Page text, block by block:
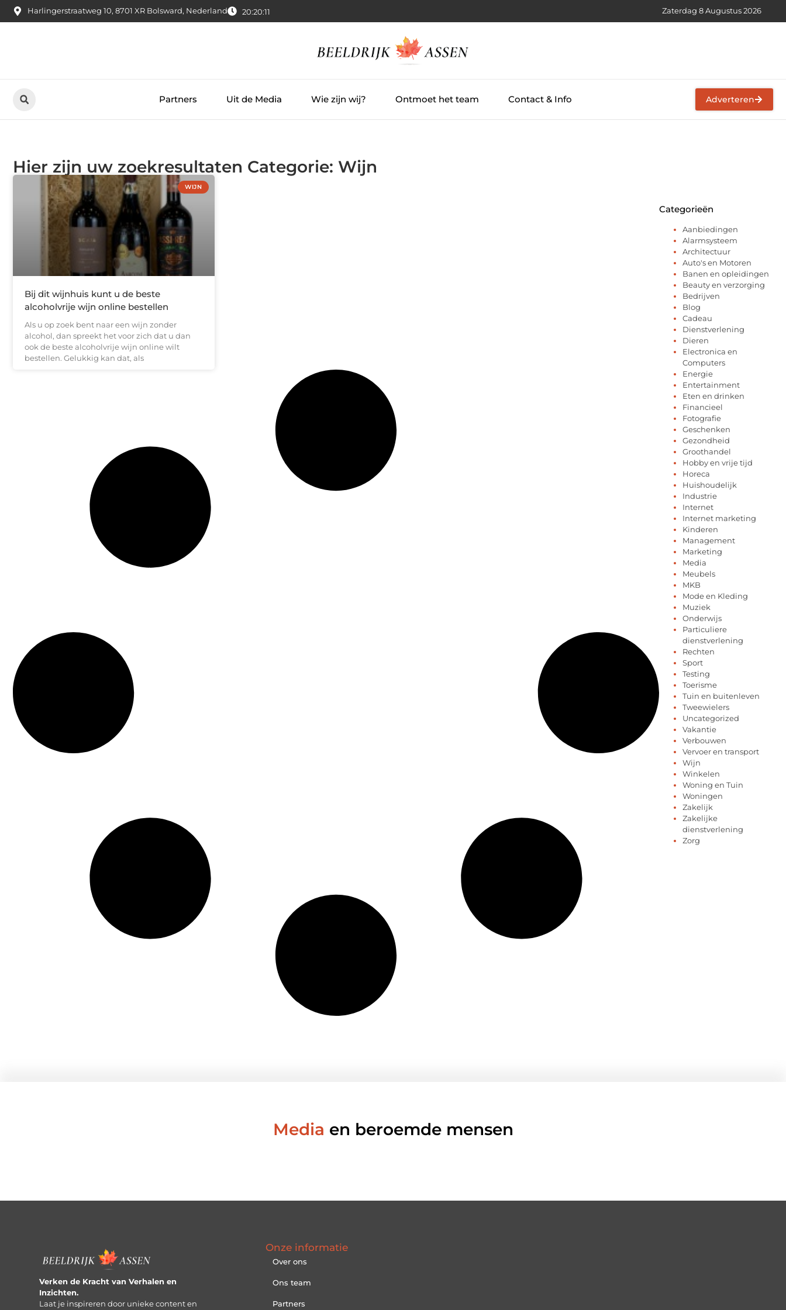
Harlingerstraatweg 10, 8701 XR Bolsward, Nederland 20:20:12 Zaterdag 8 Augustus 2026
Partners Uit de Media Wie zijn wij? Ontmoet het team Contact & Info Adverteren
Hier zijn uw zoekresultaten Categorie: Wijn
WIJN
Bij dit wijnhuis kunt u de beste
alcoholvrije wijn online bestellen
Als u op zoek bent naar een wijn zonder
alcohol, dan spreekt het voor zich dat u dan
ook de beste alcoholvrije wijn online wilt
bestellen. Gelukkig kan dat, als
Categorieën
Aanbiedingen
Alarmsysteem
Architectuur
Auto's en Motoren
Banen en opleidingen
Beauty en verzorging
Bedrijven
Blog
Cadeau
Dienstverlening
Dieren
Electronica en
Computers
Energie
Entertainment
Eten en drinken
Financieel
Fotografie
Geschenken
Gezondheid
Groothandel
Hobby en vrije tijd
Horeca
Huishoudelijk
Industrie
Internet
Internet marketing
Kinderen
Management
Marketing
Media
Meubels
MKB
Mode en Kleding
Muziek
Onderwijs
Particuliere
dienstverlening
Rechten
Sport
Testing
Toerisme
Tuin en buitenleven
Tweewielers
Uncategorized
Vakantie
Verbouwen
Vervoer en transport
Wijn
Winkelen
Woning en Tuin
Woningen
Zakelijk
Zakelijke
dienstverlening
Zorg
Media en beroemde mensen
Verken de Kracht van Verhalen en
Inzichten.
Laat je inspireren door unieke content en
Onze informatie
Over ons
Ons team
Partners